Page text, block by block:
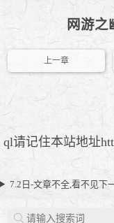
网游之
上一章
ql请记住本站地址
7.2日-文章不全,看不见下